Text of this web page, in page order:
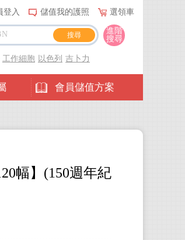
登入 儲值我的護照 選領車
會員儲值方案
進階
搜尋
工作細胞 以色列 吉卜力
幅】(150週年紀